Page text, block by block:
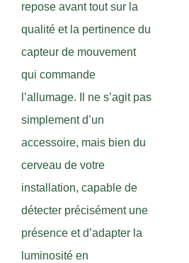
repose avant tout sur la
qualité et la pertinence du
capteur de mouvement
qui commande
l’allumage. Il ne s’agit pas
simplement d’un
accessoire, mais bien du
cerveau de votre
installation, capable de
détecter précisément une
présence et d’adapter la
luminosité en